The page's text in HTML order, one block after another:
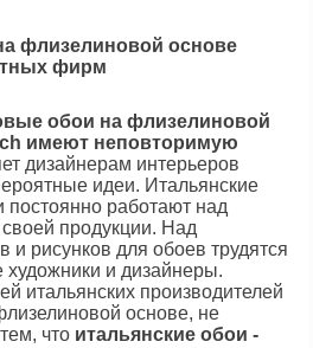
обои на флизелиновой
имеют неповторимую
дизайнерам интерьеров
идеи. Итальянские
постоянно работают над
продукции. Над
и рисунков для обоев трудятся
художники и дизайнеры.
итальянских производителей
основе, не
что итальянские обои -